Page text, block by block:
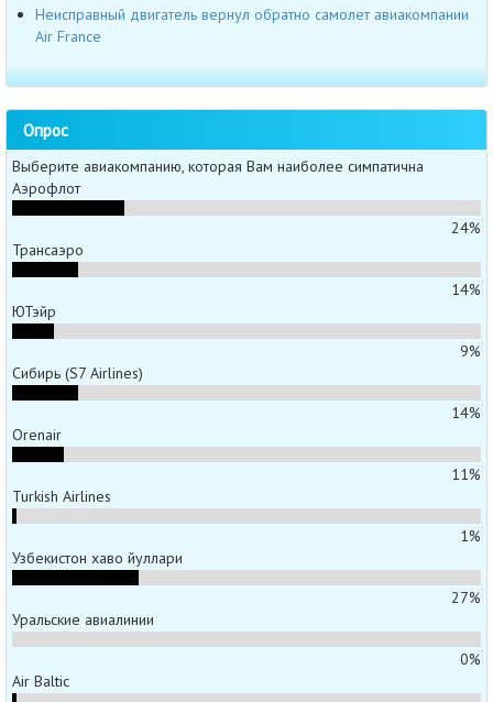
Неисправный двигатель вернул обратно самолет авиакомпании
Air France
Опрос
Выберите авиакомпанию, которая Вам наиболее симпатична
Аэрофлот
24%
Трансаэро
14%
ЮТэйр
9%
Сибирь (S7 Airlines)
14%
Orenair
11%
Turkish Airlines
1%
Узбекистон хаво йуллари
27%
Уральские авиалинии
0%
Air Baltic